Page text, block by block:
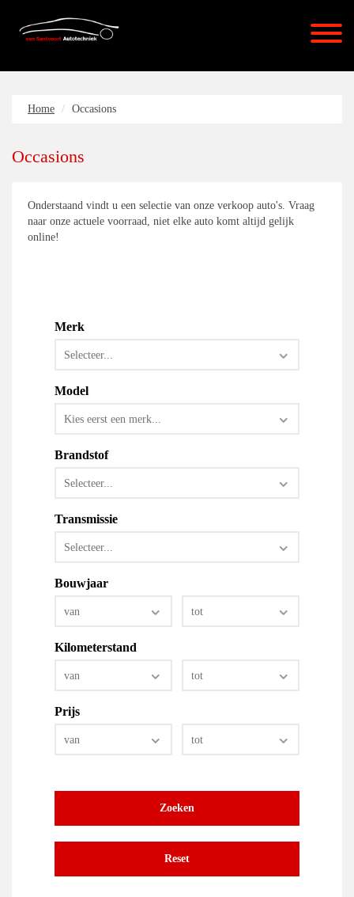
Home Occasions
Occasions
Onderstaand vindt u een selectie van onze verkoop auto's. Vraag
naar onze actuele voorraad, niet elke auto komt altijd gelijk
online!